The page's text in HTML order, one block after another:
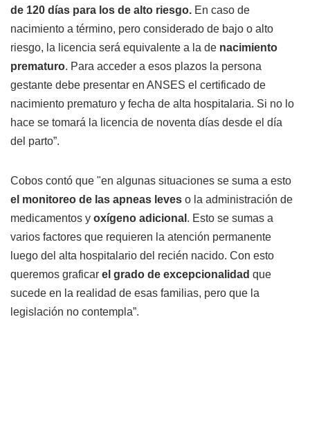
de 120 días para los de alto riesgo. En caso de
nacimiento a término, pero considerado de bajo o alto
riesgo, la licencia será equivalente a la de nacimiento
prematuro. Para acceder a esos plazos la persona
gestante debe presentar en ANSES el certificado de
nacimiento prematuro y fecha de alta hospitalaria. Si no lo
hace se tomará la licencia de noventa días desde el día
del parto”.
Cobos contó que "en algunas situaciones se suma a esto
el monitoreo de las apneas leves o la administración de
medicamentos y oxígeno adicional . Esto se sumas a
varios factores que requieren la atención permanente
luego del alta hospitalario del recién nacido. Con esto
queremos graficar el grado de excepcionalidad que
sucede en la realidad de esas familias, pero que la
legislación no contempla”.